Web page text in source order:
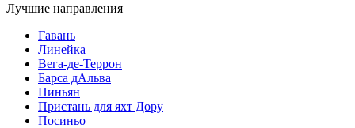
Лучшие направления
Гавань
Линейка
Вега-де-Террон
Барса дАльва
Пиньян
Пристань для яхт Дору
Посиньо